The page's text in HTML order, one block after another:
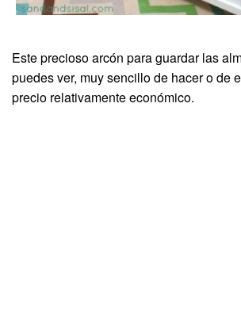
Este precioso arcón para guardar las
puedes ver, muy sencillo de hacer o de
precio relativamente económico.